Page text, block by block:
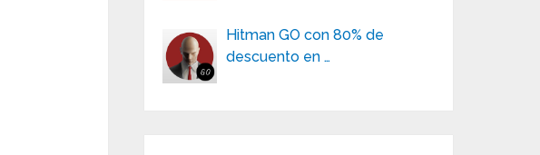
Hitman GO con 80% de
descuento en …